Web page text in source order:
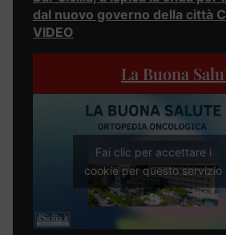
dal nuovo governo della città
VIDEO
La Buona
Fai clic per accettare i
cookie per questo servizio